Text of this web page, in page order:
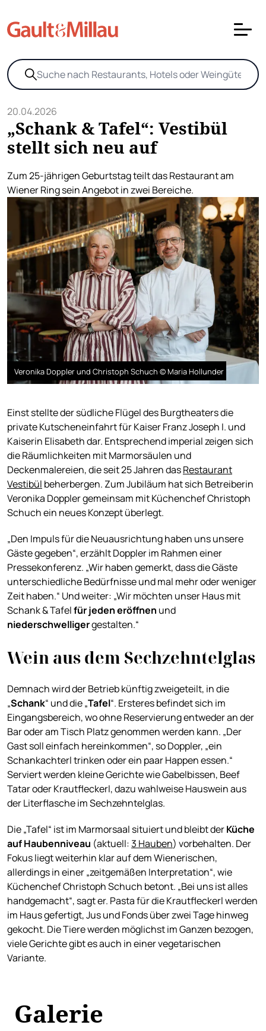
20.04.2026
„Schank & Tafel“: Vestibül
stellt sich neu auf
Zum 25-jährigen Geburtstag teilt das Restaurant am
Wiener Ring sein Angebot in zwei Bereiche.
Veronika Doppler und Christoph Schuch © Maria Hollunder
Einst stellte der südliche Flügel des Burgtheaters die
private Kutscheneinfahrt für Kaiser Franz Joseph I. und
Kaiserin Elisabeth dar. Entsprechend imperial zeigen sich
die Räumlichkeiten mit Marmorsäulen und
Deckenmalereien, die seit 25 Jahren dasRestaurant
Vestibül beherbergen. Zum Jubiläum hat sich Betreiberin
Veronika Doppler gemeinsam mit Küchenchef Christoph
Schuch ein neues Konzept überlegt.
„Den Impuls für die Neuausrichtung haben uns unsere
Gäste gegeben“, erzählt Doppler im Rahmen einer
Pressekonferenz. „Wir haben gemerkt, dass die Gäste
unterschiedliche Bedürfnisse und mal mehr oder weniger
Zeit haben.“ Und weiter: „Wir möchten unser Haus mit
Schank & Tafelfür jeden eröffnen und
niederschwelligergestalten.“
Wein aus dem Sechzehntelglas
Demnach wird der Betrieb künftig zweigeteilt, in die
„Schank“ und die „Tafel“. Ersteres befindet sich im
Eingangsbereich, wo ohne Reservierung entweder an der
Bar oder am Tisch Platz genommen werden kann. „Der
Gast soll einfach hereinkommen“, so Doppler, „ein
Schankachterl trinken oder ein paar Happen essen.“
Serviert werden kleine Gerichte wie Gabelbissen, Beef
Tatar oder Krautfleckerl, dazu wahlweise Hauswein aus
der Literflasche im Sechzehntelglas.
Die „Tafel“ ist im Marmorsaal situiert und bleibt derKüche
auf Haubenniveau (aktuell:3 Hauben) vorbehalten. Der
Fokus liegt weiterhin klar auf dem Wienerischen,
allerdings in einer „zeitgemäßen Interpretation“, wie
Küchenchef Christoph Schuch betont. „Bei uns ist alles
handgemacht“, sagt er. Pasta für die Krautfleckerl werden
im Haus gefertigt, Jus und Fonds über zwei Tage hinweg
gekocht. Die Tiere werden möglichst im Ganzen bezogen,
viele Gerichte gibt es auch in einer vegetarischen
Variante.
Galerie